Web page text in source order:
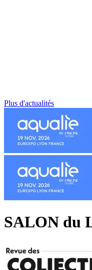
Plus d'actualités
SALON du